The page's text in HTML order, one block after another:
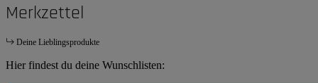
Merkzettel
Deine Lieblingsprodukte
Hier findest du deine Wunschlisten: